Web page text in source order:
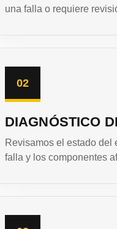
una falla o requiere
02
DIAGNÓSTICO
Revisamos el estado del
falla y los componentes